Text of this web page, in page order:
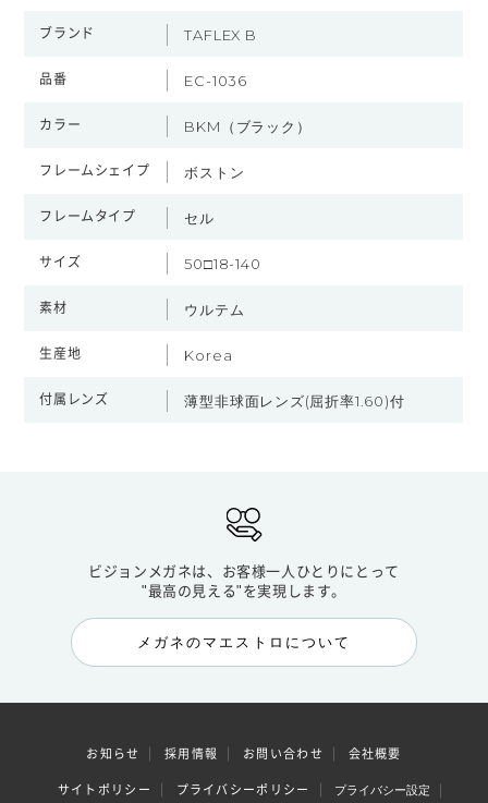
ブランド TAFLEX B
品番 EC-1036
カラー BKM（ブラック）
フレームシェイプ ボストン
フレームタイプ セル
サイズ 50□18-140
素材 ウルテム
生産地 Korea
付属レンズ 薄型非球面レンズ(屈折率1.60)付
ビジョンメガネは、お客様一人ひとりにとって
"最高の見える"を実現します。
メガネのマエストロについて
お知らせ 採用情報 お問い合わせ 会社概要
サイトポリシー プライバシーポリシー プライバシー設定